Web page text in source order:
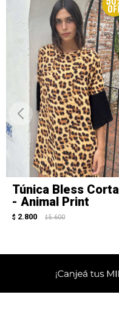
Túnica Bless Corta
- Animal Print
$ 2.800 $ 5.600